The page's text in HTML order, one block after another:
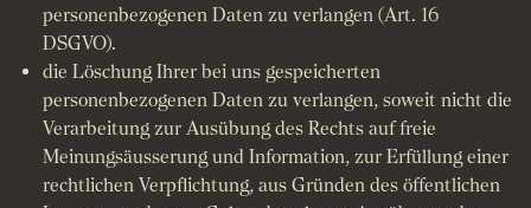
personenbezogenen Daten zu verlangen (Art. 16
DSGVO).
die Löschung Ihrer bei uns gespeicherten
personenbezogenen Daten zu verlangen, soweit nicht die
Verarbeitung zur Ausübung des Rechts auf freie
Meinungsäusserung und Information, zur Erfüllung einer
rechtlichen Verpflichtung, aus Gründen des öffentlichen